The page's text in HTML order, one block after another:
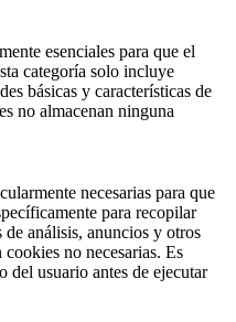
esenciales para que el
categoría solo incluye
básicas y características de
no almacenan ninguna
necesarias para que
para recopilar
de análisis, anuncios y otros
no necesarias. Es
del usuario antes de ejecutar